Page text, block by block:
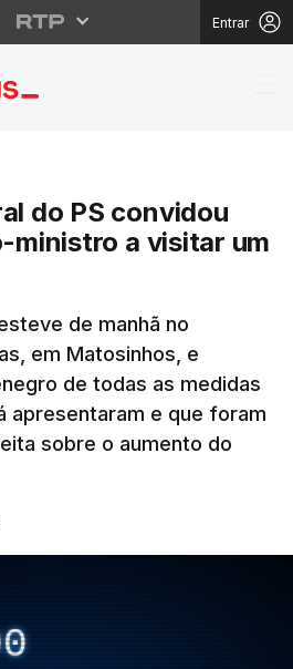
Entrar
geral do
do PS convidou
ministro a visitar um
de manhã no
em Matosinhos, e
de todas as medidas
apresentaram e que foram
sobre o aumento do